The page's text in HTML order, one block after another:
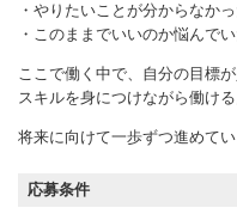
・やりたいことが分からなか
・このままでいいのか悩んで
ここで働く中で、自分の目標
スキルを身につけながら働け
将来に向けて一歩ずつ進めてい
応募条件